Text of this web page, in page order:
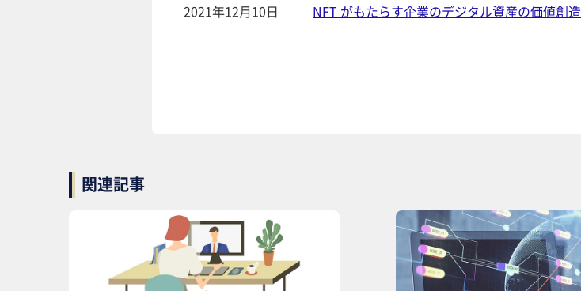
2021年12月10日
NFT がもたらす企業のデジタル資産の価値創造
関連記事